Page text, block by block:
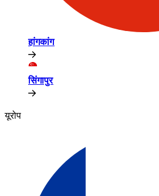
हांगकांग​​
सिंगापुर​​
यूरोप​​